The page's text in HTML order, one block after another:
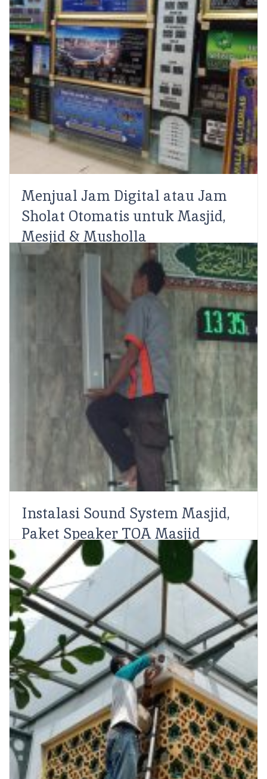
membesarkan atau mengecilkan output...
Read More Share:
Menjual Jam Digital atau Jam
Sholat Otomatis untuk Masjid,
Mesjid & Musholla
SCS Electronics – Jam merupakan alat penunjuk
waktu atau berfungsi untuk menampilkan waktu. Jam
keberadaannya begitu penting bagi kehidupan kita
sehari-hari, jam mempermudah kita...
Instalasi Sound System Masjid,
Paket Speaker TOA Masjid
Ahmad Rifqi
SCS Electronics – Perbedaan kondisi Masjid dengan
Musholla jika ditinjau dari kebutuhan sound system
atau audio sistemnya antara lain adalah sebagai
berikut; Melihat beberapa...
Read More Share: